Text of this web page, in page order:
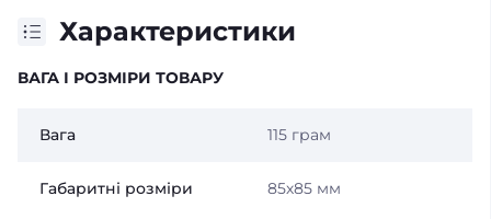
Характеристики
ВАГА І РОЗМІРИ ТОВАРУ
Вага 115 грам
Габаритні розміри 85х85 мм